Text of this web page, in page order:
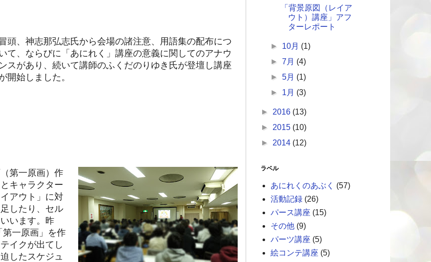
冒頭、神志那弘志氏から会場の諸注意、用語集の配布につ
て、ならびに「あにれく」講座の意義に関してのアナウ
ンスがあり、続いて講師のふくだのりゆき氏が登壇し講座
開始しました。
第一原画）作
キャラクター
アウト」に対
したり、セル
います。昨
一原画」を作
イクが出てし
したスケジュ
「背景原図（レイア
ウト）講座」アフ
ターレポート
► 10月 (1)
►7月 (4)
►5月 (1)
► 1月 (3)
► 2016 (13)
► 2015 (10)
► 2014 (12)
ラベル
あにれくのあぶく
(57)
活動記録 (26)
パース講座 (15)
その他 (9)
パーツ講座 (5)
絵コンテ講座 (5)